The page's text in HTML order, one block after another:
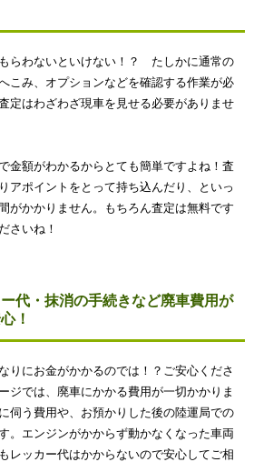
らわないといけない！？ たしかに通常の
こみ、オプションなどを確認する作業が必
定はわざわざ現車を見せる必要がありませ
金額がわかるからとても簡単ですよね！査
アポイントをとって持ち込んだり、といっ
がかかりません。もちろん査定は無料です
さいね！
代・抹消の手続きなど廃車費用が
！
りにお金がかかるのでは！？ご安心くださ
ジでは、廃車にかかる費用が一切かかりま
伺う費用や、お預かりした後の陸運局での
。エンジンがかからず動かなくなった車両
レッカー代はかからないので安心してご相